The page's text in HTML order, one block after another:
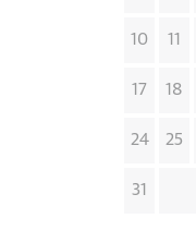
10 11
17 18
24 25
31